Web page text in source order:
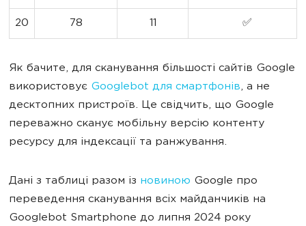
20 78 11 ✅
Як бачите, для сканування більшості сайтів Google
використовує Googlebot для смартфонів, а не
десктопних пристроїв. Це свідчить, що Google
переважно сканує мобільну версію контенту
ресурсу для індексації та ранжування.
Дані з таблиці разом із новиною Google про
переведення сканування всіх майданчиків на
Googlebot Smartphone до липня 2024 року